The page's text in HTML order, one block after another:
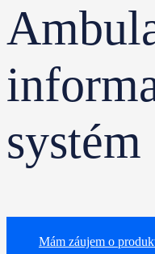
systém
Mám záujem o